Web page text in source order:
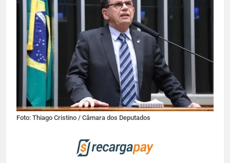
Foto: Thiago Cristino / Câmara dos Deputados